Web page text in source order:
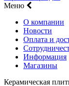
Меню
О компании
Новости
Оплата и
Информация
Магазины
Керамическая